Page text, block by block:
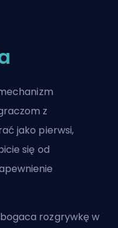
z
jako pierwsi,
się od
rozgrywkę w